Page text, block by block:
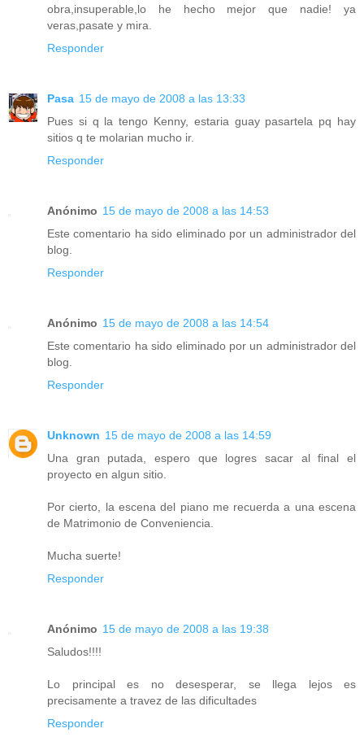
obra,insuperable,lo he hecho mejor que nadie! ya
veras,pasate y mira.
Responder
Pasa 15 de mayo de 2008 a las 13:33
Pues si q la tengo Kenny, estaria guay pasartela pq hay
sitios q te molarian mucho ir.
Responder
Anónimo 15 de mayo de 2008 a las 14:53
Este comentario ha sido eliminado por un administrador del
blog.
Responder
Anónimo 15 de mayo de 2008 a las 14:54
Este comentario ha sido eliminado por un administrador del
blog.
Responder
Unknown 15 de mayo de 2008 a las 14:59
Una gran putada, espero que logres sacar al final el
proyecto en algun sitio.
Por cierto, la escena del piano me recuerda a una escena
de Matrimonio de Conveniencia.
Mucha suerte!
Responder
Anónimo 15 de mayo de 2008 a las 19:38
Saludos!!!!
Lo principal es no desesperar, se llega lejos es
precisamente a travez de las dificultades
Responder